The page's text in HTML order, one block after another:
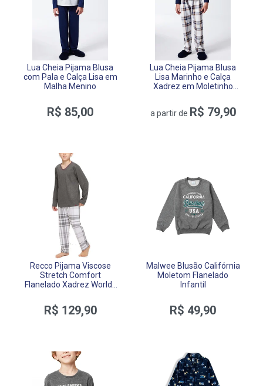
Lua Cheia Pijama Blusa
com Pala e Calça Lisa em
Malha Menino
R$ 85,00
Lua Cheia Pijama Blusa
Lisa Marinho e Calça
Xadrez em Moletinho
a partir de R$ 79,90
Recco Pijama Viscose
Stretch Comfort
Flanelado Xadrez Worlds
R$ 129,90
Malwee Blusão Califórnia
Moletom Flanelado
Infantil
R$ 49,90